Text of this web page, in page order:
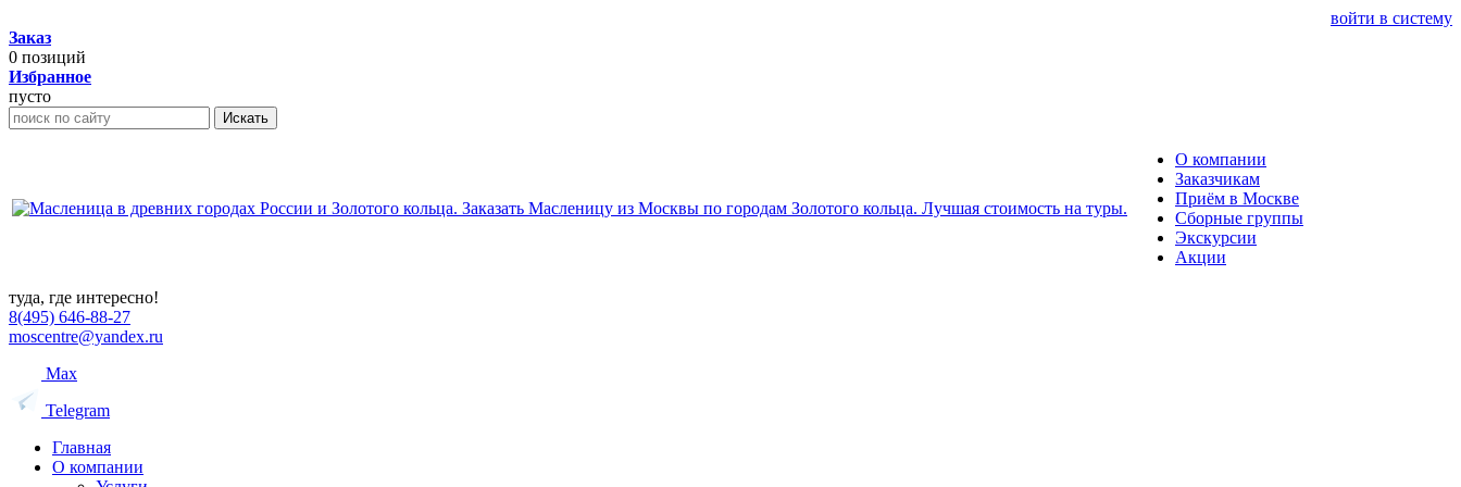
войти в систему
Заказ
0 позиций
Избранное
пусто
Искать
О компании
Заказчикам
Приём в Москве
Сборные группы
Экскурсии
Акции
туда, где интересно!
8(495) 646-88-27
moscentre@yandex.ru
Max
Telegram
Главная
О компании